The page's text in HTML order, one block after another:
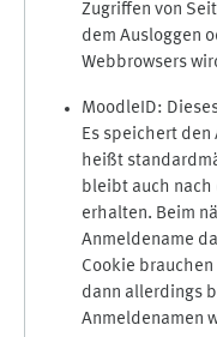
Zugriffen von
dem Ausloggen
Webbrowsers
MoodleID:
Es speichert den
heißt
bleibt auch nach
erhalten. Beim
Anmeldename
Cookie
dann allerdings
Anmeldenamen